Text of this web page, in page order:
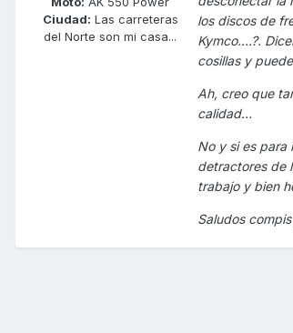
Ciudad: Las carreteras
del Norte son mi casa...
los discos de
Kymco....?.
cosillas y
Ah, creo que
calidad...
No y si es para
detractores de
trabajo y bien
Saludos